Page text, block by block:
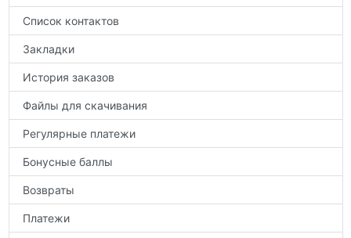
Список контактов
Закладки
История заказов
Файлы для скачивания
Регулярные платежи
Бонусные баллы
Возвраты
Платежи